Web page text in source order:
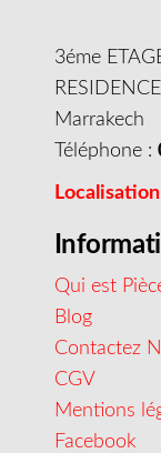
3éme
Marrakech
Téléphone :
Localisation
Qui est
Blog
Contactez
CGV
Mentions
Facebook